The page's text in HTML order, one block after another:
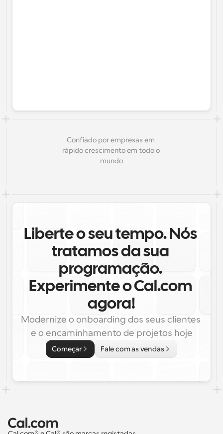
Confiado por empresas em
rápido crescimento em todo o
mundo
Liberte o seu tempo. Nós
tratamos da sua
programação.
Experimente o Cal.com
agora!
Modernize o onboarding dos seus clientes
e o encaminhamento de projetos hoje
Começar Fale com as vendas